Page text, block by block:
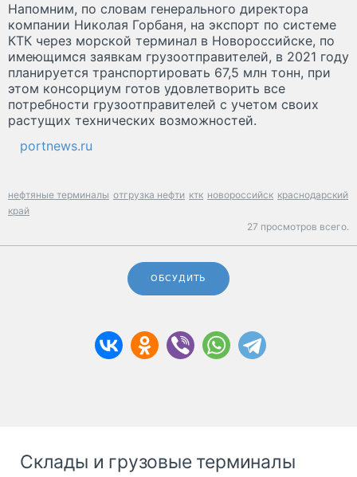
Напомним, по словам генерального директора
компании Николая Горбаня, на экспорт по системе
КТК через морской терминал в Новороссийске, по
имеющимся заявкам грузоотправителей, в 2021 году
планируется транспортировать 67,5 млн тонн, при
этом консорциум готов удовлетворить все
потребности грузоотправителей с учетом своих
растущих технических возможностей.
portnews.ru
нефтяные терминалы отгрузка нефти ктк новороссийск краснодарский
край
27 просмотров всего.
ОБСУДИТЬ
Склады и грузовые терминалы